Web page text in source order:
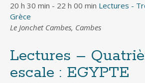
20 h 30 min - 22 h 00 min Lectures -
Grèce
Le Jonchet Cambes, Cambes
Lectures –
escale : EGYPTE